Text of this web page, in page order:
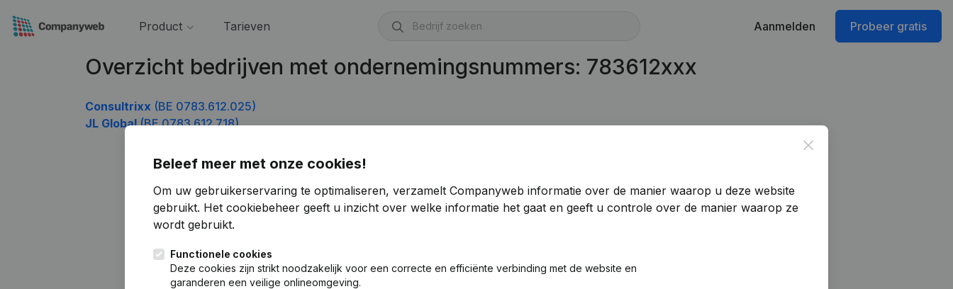
Product Tarieven Aanmelden Probeer gratis
Overzicht bedrijven met ondernemingsnummers: 783612xxx
Consultrixx (BE 0783.612.025)
JL Global(BE 0783.612.718)
Close
Beleef meer met onze cookies!
Om uw gebruikerservaring te optimaliseren, verzamelt Companyweb informatie over de manier waarop u deze website
gebruikt. Het cookiebeheer geeft u inzicht over welke informatie het gaat en geeft u controle over de manier waarop ze
wordt gebruikt.
Functionele cookies
Deze cookies zijn strikt noodzakelijk voor een correcte en efficiënte verbinding met de website en
garanderen een veilige onlineomgeving.